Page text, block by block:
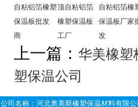
自粘铝箔橡塑
保温板批发
商
顶自粘铝箔
橡塑保温板
工厂
自粘铝箔橡
保温板厂家
发
上一篇： 华美橡塑
塑保温公司
公司名称：河北奥美斯橡塑保温材料有